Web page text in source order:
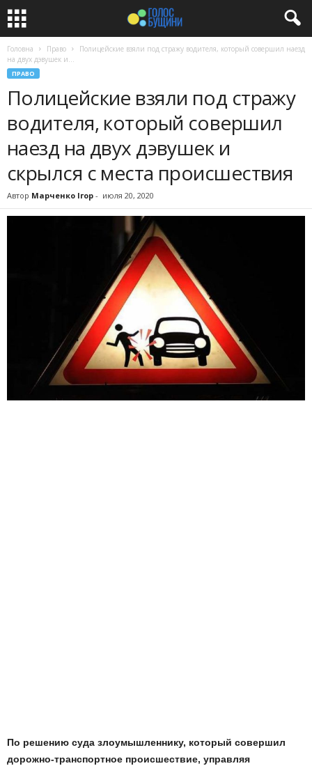
Головна Право
Полицейские взяли под стражу водителя, который совершил наезд
на двух дэвушек и...
ПРАВО
Полицейские взяли под стражу
водителя, который совершил
наезд на двух дэвушек и
скрылся с места происшествия
Автор Марченко Ігор - июля 20, 2020
По решению суда злоумышленнику, который совершил
дорожно-транспортное происшествие, управляя